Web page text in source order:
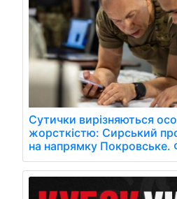
Сутички вирізняються
жорсткістю: Сирський
на напрямку Покровське.